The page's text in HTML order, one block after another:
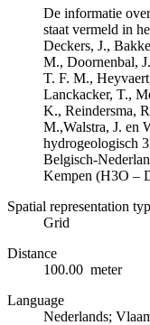
De informatie
staat vermeld in
Deckers, J.,
M., Doornenbal,
T. F. M.,
Lanckacker, T.,
K., Reindersma,
M.,Walstra, J. en
hydrogeologisch
Belgisch-
Kempen (H3O –
Spatial representation
Grid
Distance
100.00 meter
Language
Nederlands;